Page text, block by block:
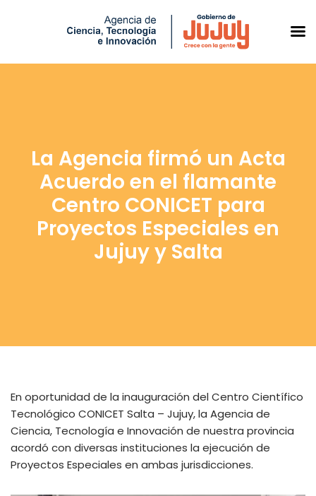
La Agencia firmó un Acta
Acuerdo en el flamante
Centro CONICET para
Proyectos Especiales en
Jujuy y Salta
En oportunidad de la inauguración del Centro Científico
Tecnológico CONICET Salta – Jujuy, la Agencia de
Ciencia, Tecnología e Innovación de nuestra provincia
acordó con diversas instituciones la ejecución de
Proyectos Especiales en ambas jurisdicciones.